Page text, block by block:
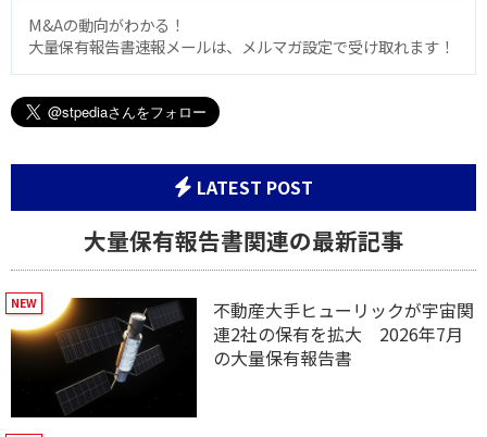
M&Aの動向がわかる！
大量保有報告書速報メールは、メルマガ設定で受け取れます！
LATEST POST
大量保有報告書関連の最新記事
不動産大手ヒューリックが宇宙関
連2社の保有を拡大 2026年7月
の大量保有報告書